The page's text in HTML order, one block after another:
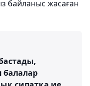
байланыс жасаған